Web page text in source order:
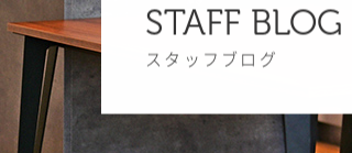
STAFF BLOG
スタッフブログ